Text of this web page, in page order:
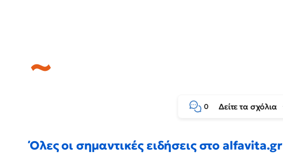
0 Δείτε τα σχόλια
Όλες οι σημαντικές ειδήσεις στο alfavita.gr